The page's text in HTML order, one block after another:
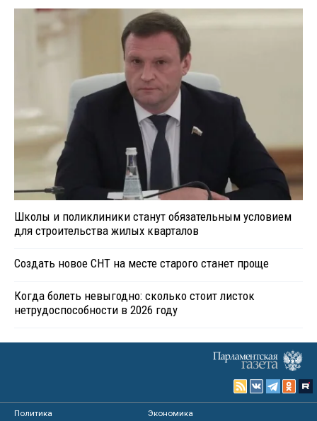
Школы и поликлиники станут обязательным условием
для строительства жилых кварталов
Создать новое СНТ на месте старого станет проще
Когда болеть невыгодно: сколько стоит листок
нетрудоспособности в 2026 году
Политика
Экономика